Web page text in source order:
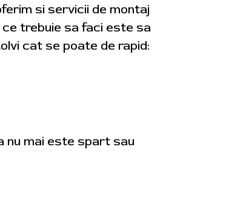
si servicii de montaj
trebuie sa faci este sa
cat se poate de rapid:
nu mai este spart sau